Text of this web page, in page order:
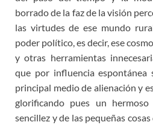
borrado de la faz de la visión
las virtudes de ese mundo
poder político, es decir, ese
y otras herramientas
que por influencia espontánea
principal medio de alienación y
glorificando pues un
sencillez y de las pequeñas